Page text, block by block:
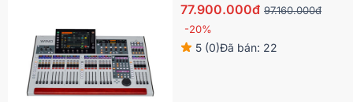
77.900.000đ 97.160.000đ
-20%
5 (0)Đã bán: 22